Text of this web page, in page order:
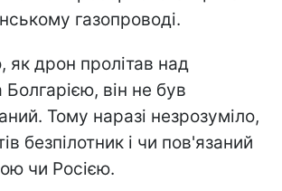
газопроводі.
як дрон пролітав над
він не був
Тому наразі незрозуміло,
безпілотник і чи пов'язаний
чи Росією.